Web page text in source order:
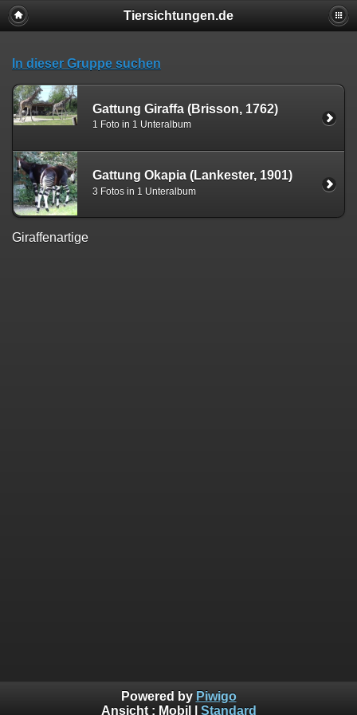
Tiersichtungen.de
In dieser Gruppe suchen
Gattung Giraffa (Brisson, 1762)
1 Foto in 1 Unteralbum
Gattung Okapia (Lankester, 1901)
3 Fotos in 1 Unteralbum
Giraffenartige
Powered by Piwigo
Ansicht : Mobil Standard